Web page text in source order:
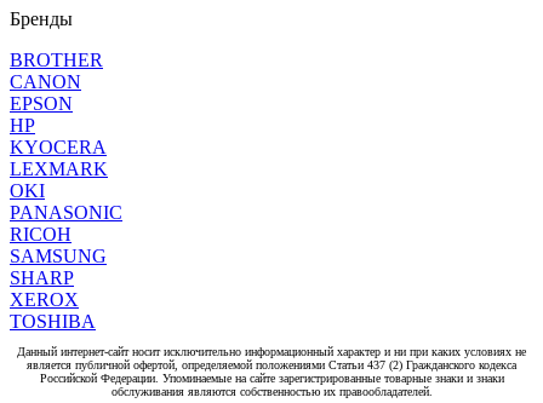
Бренды
BROTHER
CANON
EPSON
HP
KYOCERA
LEXMARK
OKI
PANASONIC
RICOH
SAMSUNG
SHARP
XEROX
TOSHIBA
Данный интернет-сайт носит исключительно информационный характер и ни при каких условиях не
является публичной офертой, определяемой положениями Статьи 437 (2) Гражданского кодекса
Российской Федерации. Упоминаемые на сайте зарегистрированные товарные знаки и знаки
обслуживания являются собственностью их правообладателей.